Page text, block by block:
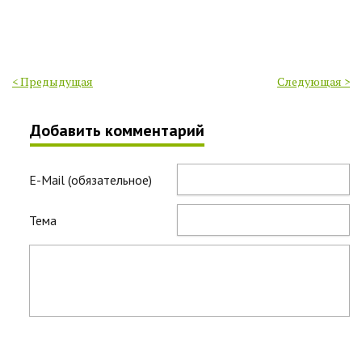
< Предыдущая Следующая >
Добавить комментарий
E-Mail (обязательное)
Тема